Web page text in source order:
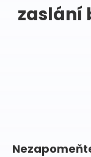
zaslání